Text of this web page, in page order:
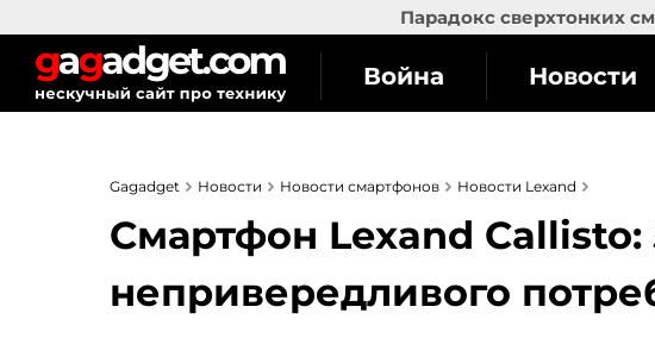
Парадокс сверхтонких
Война Новости
Gagadget Новости Новости смартфонов Новости Lexand
Смартфон Lexand
непривередливого